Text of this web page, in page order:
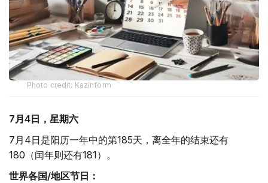
Photo credit: Kazinform
7月4日，星期六
7月4日是阳历一年中的第185天，离全年的结束还有
180（闰年则还有181）。
世界各国/地区节日：